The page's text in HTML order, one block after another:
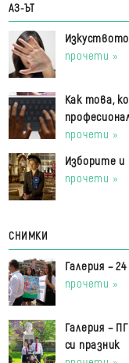
АЗ-ЪТ
прочети »
Как това,
прочети »
Изборите
прочети »
СНИМКИ
Галерия –
прочети »
Галерия –
си празник